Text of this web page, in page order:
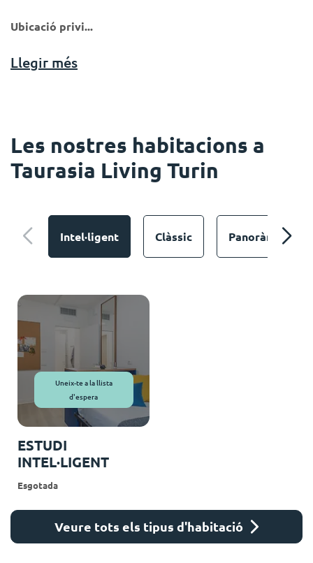
Ubicació privi...
Llegir més
Les nostres habitacions a
Taurasia Living Turin
Intel·ligent Clàssic Panoràmica
Uneix-te a la llista
d'espera
ESTUDI
INTEL·LIGENT
Esgotada
Veure tots els tipus d'habitació